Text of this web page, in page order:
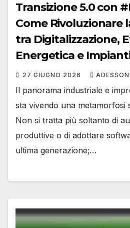
Transizione 5.0 con
Come Rivoluzionare
tra Digitalizzazione,
Energetica e Impianti
#Adessonews –
Adessonews
27 GIUGNO 2026
Il panorama industriale e
sta vivendo una metamorfosi
Non si tratta più soltanto di
produttive o di adottare
ultima generazione;…